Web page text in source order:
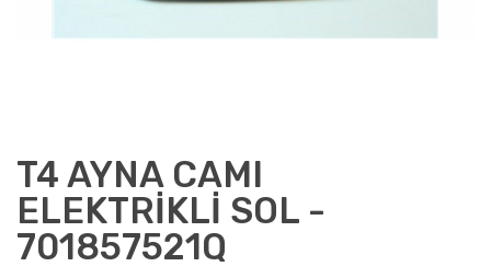
T4 AYNA CAMI
ELEKTRİKLİ SOL -
701857521Q